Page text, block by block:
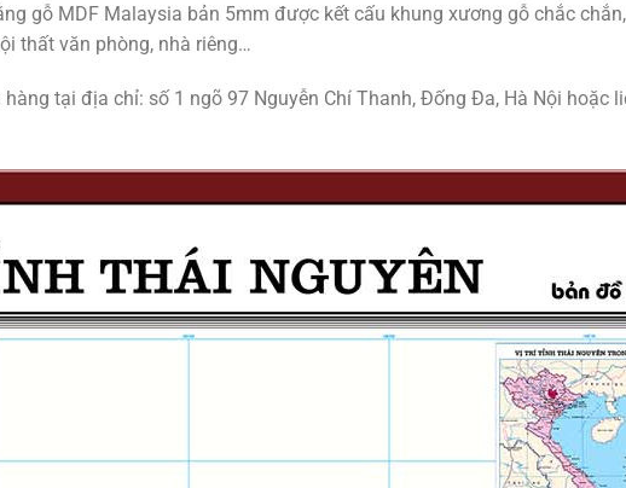
gỗ MDF Malaysia bản 5mm được kết cấu khung xương gỗ chắc
thất văn phòng, nhà riêng…
tại địa chỉ: số 1 ngõ 97 Nguyễn Chí Thanh, Đống Đa, Hà Nội hoặc